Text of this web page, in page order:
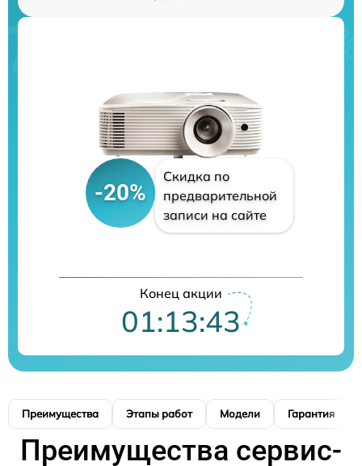
-20%
Скидка по
предварительной
записи на сайте
Конец акции
01:13:42
Преимущества Этапы работ Модели Гарантия
Преимущества сервис-